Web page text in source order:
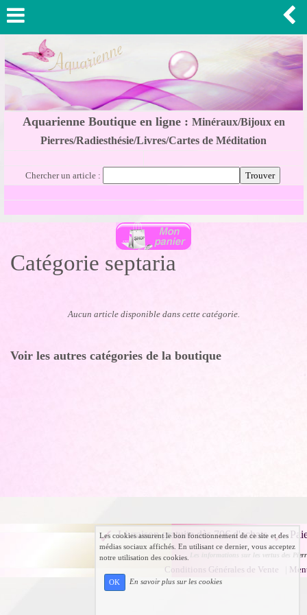
Aquarienne Boutique en ligne : Minéraux/Bijoux en
Pierres/Radiesthésie/Livres/Cartes de Méditation
Chercher un article :
Catégorie septaria
Aucun article disponible dans cette catégorie.
Voir les autres catégories de la boutique
Livraison gratuite dès 70€ d'achats
Les informations sur les vertus des
Conditions Générales de Vente
Les cookies assurent le bon fonctionnement de ce site et des
médias sociaux affichés. En utilisant ce dernier, vous acceptez
notre utilisation des cookies.
OK En savoir plus sur les cookies